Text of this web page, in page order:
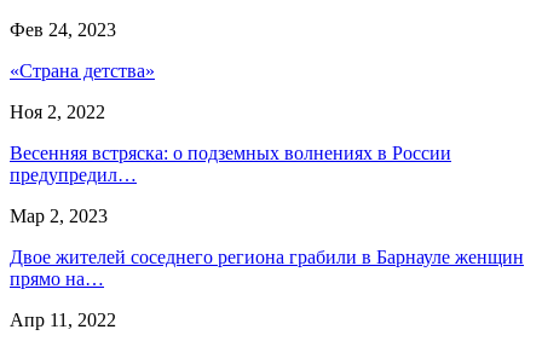
Фев 24, 2023
«Страна детства»
Ноя 2, 2022
Весенняя встряска: о подземных волнениях в России
предупредил…
Мар 2, 2023
Двое жителей соседнего региона грабили в Барнауле женщин
прямо на…
Апр 11, 2022